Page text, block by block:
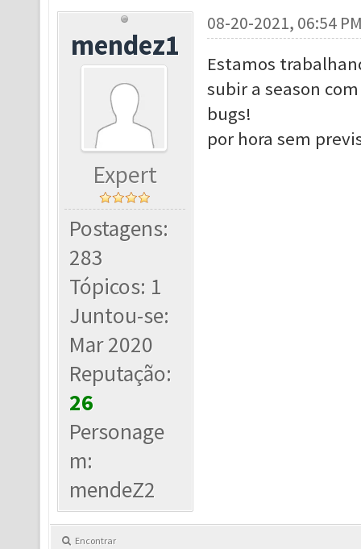
mendez1
Expert
Postagens:
283
Tópicos: 1
Juntou-se:
Mar 2020
Reputação:
26
Personage
m:
mendeZ2
08-20-2021, 06:54
Estamos
subir a season
bugs!
por hora sem
Encontrar